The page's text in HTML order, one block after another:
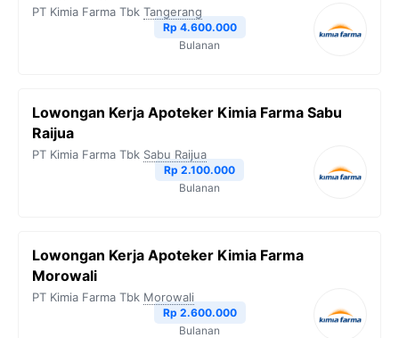
PT Kimia Farma Tbk Tangerang
Rp 4.600.000
Bulanan
Lowongan Kerja Apoteker Kimia Farma Sabu
Raijua
PT Kimia Farma Tbk Sabu Raijua
Rp 2.100.000
Bulanan
Lowongan Kerja Apoteker Kimia Farma
Morowali
PT Kimia Farma Tbk Morowali
Rp 2.600.000
Bulanan